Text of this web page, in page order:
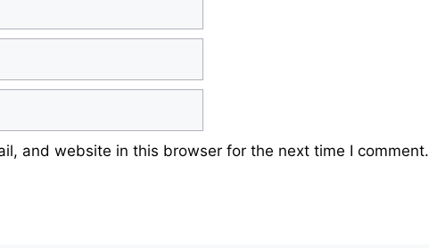
and website in this browser for the next time I comment.